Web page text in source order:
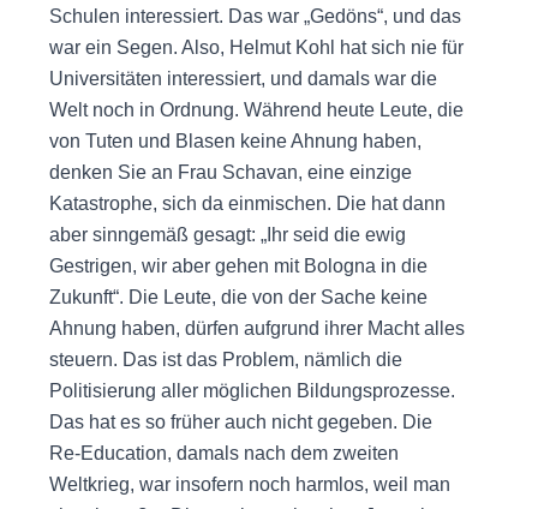
Schulen interessiert. Das war „Gedöns“, und das
war ein Segen. Also, Helmut Kohl hat sich nie für
Universitäten interessiert, und damals war die
Welt noch in Ordnung. Während heute Leute, die
von Tuten und Blasen keine Ahnung haben,
denken Sie an Frau Schavan, eine einzige
Katastrophe, sich da einmischen. Die hat dann
aber sinngemäß gesagt: „Ihr seid die ewig
Gestrigen, wir aber gehen mit Bologna in die
Zukunft“. Die Leute, die von der Sache keine
Ahnung haben, dürfen aufgrund ihrer Macht alles
steuern. Das ist das Problem, nämlich die
Politisierung aller möglichen Bildungsprozesse.
Das hat es so früher auch nicht gegeben. Die
Re-Education, damals nach dem zweiten
Weltkrieg, war insofern noch harmlos, weil man